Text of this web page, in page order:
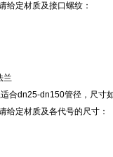
给定材质及接口螺纹：
兰
合dn25-dn150管径，尺寸
给定材质及各代号的尺寸：